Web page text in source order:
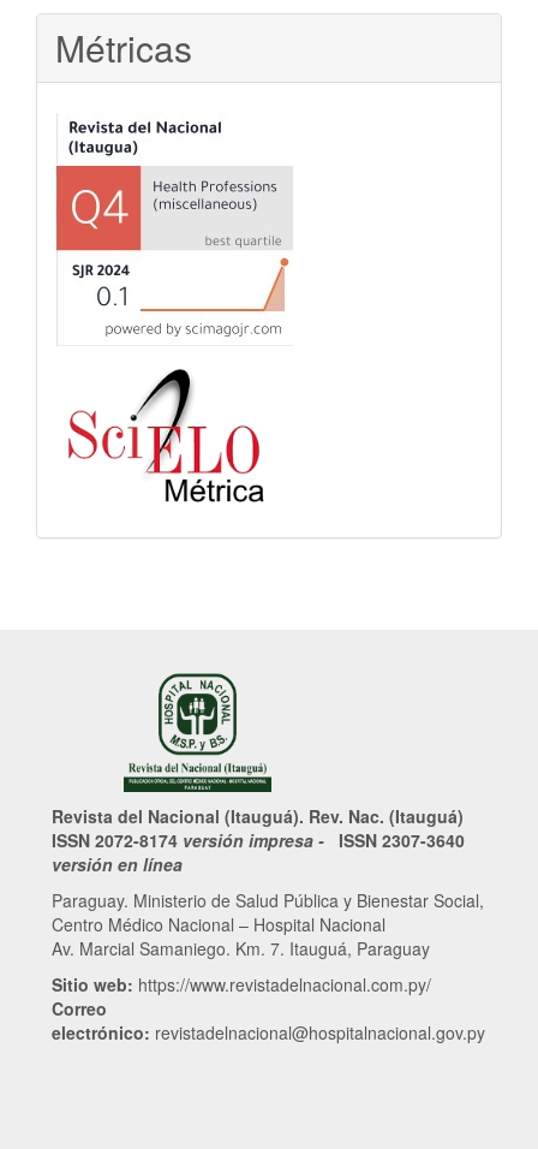
Métricas
Revista del Nacional (Itauguá). Rev. Nac. (Itauguá)
ISSN 2072-8174 versión impresa - ISSN 2307-3640
versión en línea
Paraguay. Ministerio de Salud Pública y Bienestar Social,
Centro Médico Nacional – Hospital Nacional
Av. Marcial Samaniego. Km. 7. Itauguá, Paraguay
Sitio web: https://www.revistadelnacional.com.py/
Correo
electrónico: revistadelnacional@hospitalnacional.gov.py